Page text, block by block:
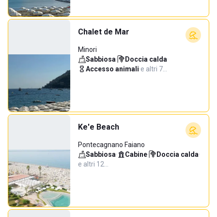
Chalet de Mar
Minori
Sabbiosa· Doccia calda·
Accesso animali·e altri 7…
Ke'e Beach
Pontecagnano Faiano
Sabbiosa· Cabine· Doccia calda·
e altri 12…